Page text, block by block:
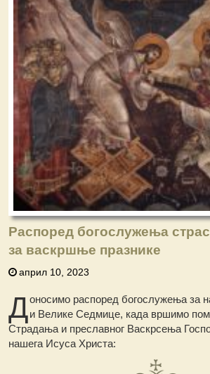
Распоред богослужења
за васкршње празнике
април 10, 2023
Доносимо распоред богослужења за
и Велике Седмице, када вршимо
Страдања и преславног Васкрсења
нашега Исуса Христа: